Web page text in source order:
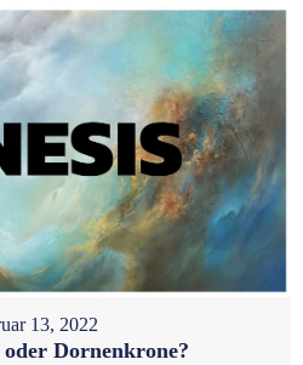
13, 2022
Dornenkrone?